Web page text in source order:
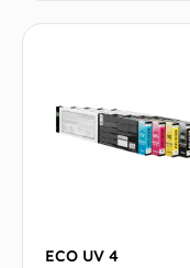
ECO UV 4